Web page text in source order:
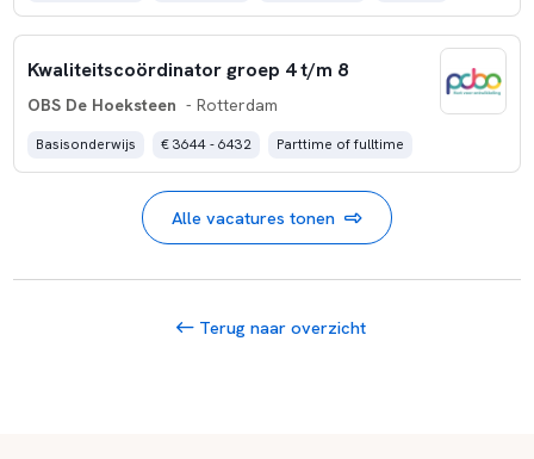
Kwaliteitscoördinator groep 4 t/m 8
OBS De Hoeksteen - Rotterdam
Basisonderwijs € 3644 - 6432 Parttime of fulltime
Alle vacatures tonen
Terug naar overzicht